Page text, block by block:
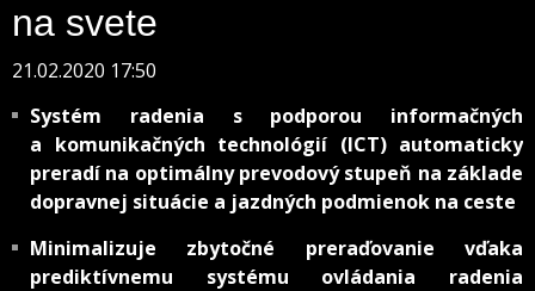
na svete
21.02.2020 17:50
Systém radenia s podporou informačných
a komunikačných technológií (ICT) automaticky
preradí na optimálny prevodový stupeň na základe
dopravnej situácie a jazdných podmienok na ceste
Minimalizuje zbytočné preraďovanie vďaka
prediktívnemu systému ovládania radenia